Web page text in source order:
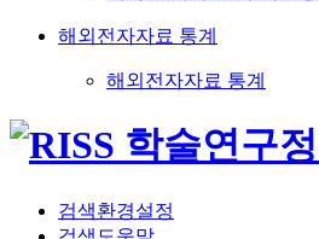
해외전자자료 통계
해외전자자료 통계
검색환경설정